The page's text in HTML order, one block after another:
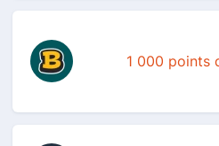
1 000 points